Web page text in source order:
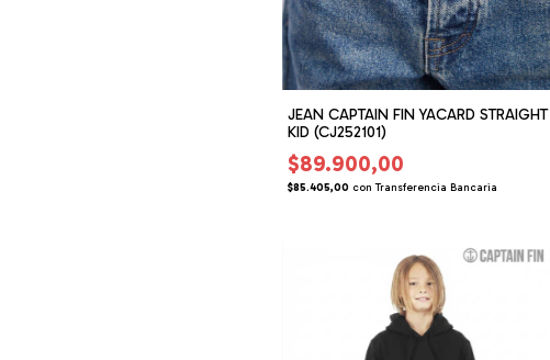
JEAN CAPTAIN FIN YACARD STRAIGHT
KID (CJ252101)
$89.900,00
$85.405,00 con Transferencia Bancaria